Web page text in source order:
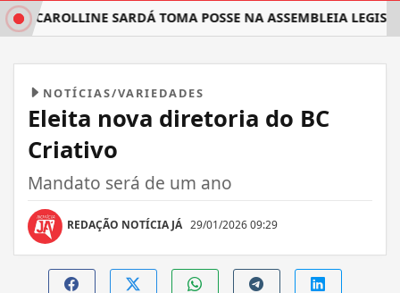
SARDÁ TOMA POSSE NA ASSEMBLEIA
NOTÍCIAS/VARIEDADES
Eleita nova diretoria do BC
Criativo
Mandato será de um ano
REDAÇÃO NOTÍCIA JÁ 29/01/2026 09:29